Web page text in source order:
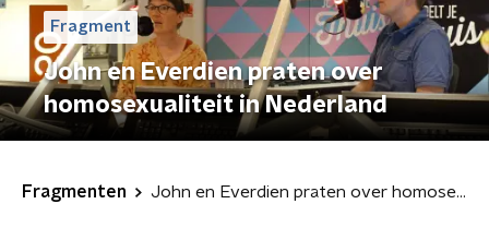
Fragment
John en Everdien praten over
homosexualiteit in Nederland
Fragmenten John en Everdien praten over homosexualiteit in Nederland